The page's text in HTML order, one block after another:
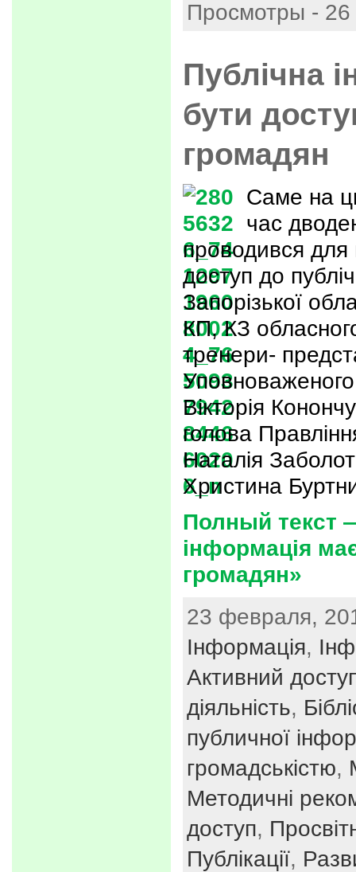
Просмотры - 26
Публічна
бути
громадян
Саме на
час
проводився для
доступ до
Запорізької
КП, КЗ
тренери-
Вікторія
голова
Наталія
Христина
Полный текст
інформація
громадян»
23 февраля,
Інформація,
Активний
діяльність,
публичної
громадськістю,
Методичні
доступ,
Публікації,